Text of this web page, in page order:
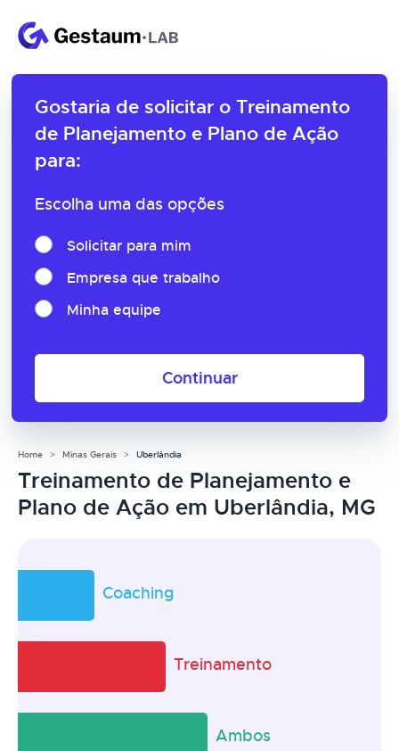
Gostaria de solicitar o Treinamento
de Planejamento e Plano de Ação
para:
Escolha uma das opções
Solicitar para mim
Empresa que trabalho
Minha equipe
Continuar
Home Minas Gerais Uberlândia
Treinamento de Planejamento e
Plano de Ação em Uberlândia, MG